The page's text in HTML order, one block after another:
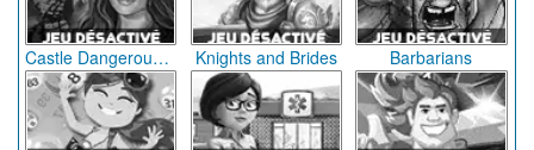
Castle Dangerous Game Knights and Brides Barbarians